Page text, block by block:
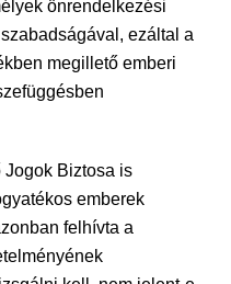
önrendelkezési
ezáltal a
megillető emberi
Jogok Biztosa is
emberek
felhívta a